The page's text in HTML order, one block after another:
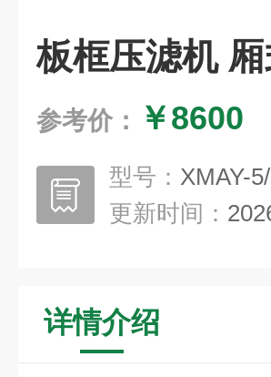
板框压滤机
参考价： ￥8600
型号： XMAY-
更新时间：
详情介绍